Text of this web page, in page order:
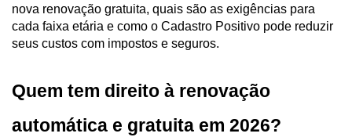
nova renovação gratuita, quais são as exigências para
cada faixa etária e como o Cadastro Positivo pode reduzir
seus custos com impostos e seguros.
Quem tem direito à renovação
automática e gratuita em 2026?